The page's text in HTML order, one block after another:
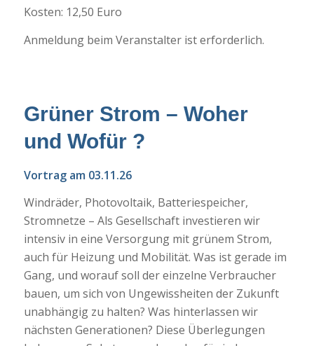
Kosten: 12,50 Euro
Anmeldung beim Veranstalter ist erforderlich.
Grüner Strom – Woher
und Wofür ?
Vortrag am 03.11.26
Windräder, Photovoltaik, Batteriespeicher,
Stromnetze – Als Gesellschaft investieren wir
intensiv in eine Versorgung mit grünem Strom,
auch für Heizung und Mobilität. Was ist gerade im
Gang, und worauf soll der einzelne Verbraucher
bauen, um sich von Ungewissheiten der Zukunft
unabhängig zu halten? Was hinterlassen wir
nächsten Generationen? Diese Überlegungen